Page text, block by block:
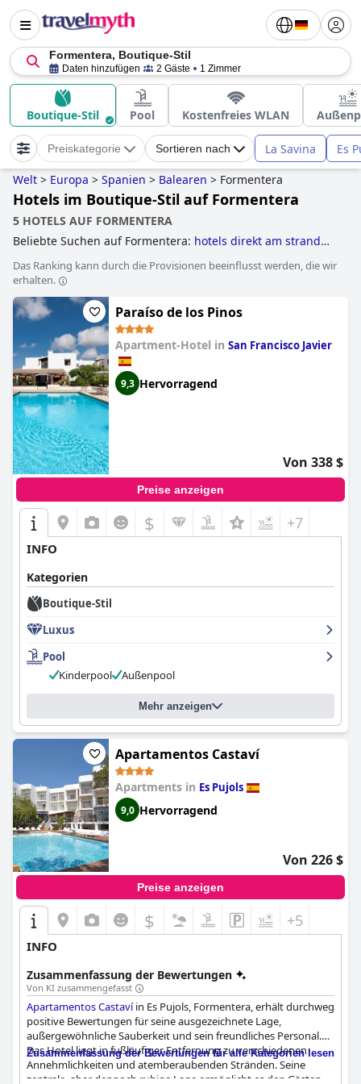
Formentera, Boutique-Stil
Daten hinzufügen 2 Gäste 1 Zimmer
Boutique-Stil Pool Kostenfreies WLAN
Preiskategorie Sortieren nach La Savina Es
Welt > Europa > Spanien > Balearen > Formentera
Hotels im Boutique-Stil auf Formentera
5 HOTELS AUF FORMENTERA
Beliebte Suchen auf Formentera: hotels direkt am strand
Das Ranking kann durch die Provisionen beeinflusst werden, die wir
erhalten.
Paraíso de los Pinos
Apartment-Hotel in San Francisco Javier
9,3 Hervorragend
Von 338 $
Preise anzeigen
$ +7
INFO
Kategorien
Boutique-Stil
Luxus
Pool
Kinderpool
Außenpool
Mehr anzeigen
Apartamentos Castaví
Apartments in Es Pujols
9,0 Hervorragend
Von 226 $
Preise anzeigen
$ +5
INFO
Zusammenfassung der Bewertungen
Von KI zusammengefasst
Apartamentos Castavíin Es Pujols, Formentera, erhält durchweg
positive Bewertungen für seine ausgezeichnete Lage,
außergewöhnliche Sauberkeit und sein freundliches Personal.
Das Hotel liegt in fußläufiger Entfernung zu verschiedenen
Annehmlichkeiten und atemberaubenden Stränden. Seine
zentrale, aber dennoch ruhige Lage ermöglicht es den Gästen,
Zusammenfassung der Bewertungen für alle Kategorien lesen